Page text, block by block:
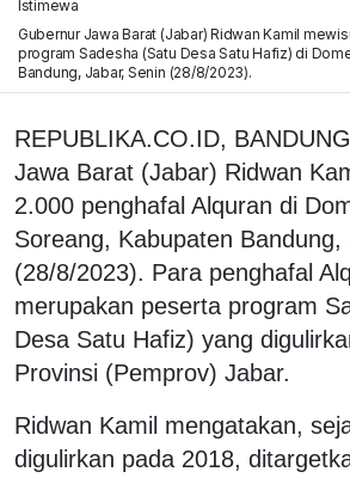
Istimewa
Gubernur Jawa Barat (Jabar) Ridwan Kamil
program Sadesha (Satu Desa Satu Hafiz) di
Bandung, Jabar, Senin (28/8/2023).
REPUBLIKA.CO.ID,
Jawa Barat (Jabar) Ridwan
2.000 penghafal Alquran di
Soreang, Kabupaten Bandung,
(28/8/2023). Para penghafal
merupakan peserta program
Desa Satu Hafiz) yang
Provinsi (Pemprov) Jabar.
Ridwan Kamil mengatakan,
digulirkan pada 2018,